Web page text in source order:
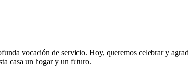
vocación de servicio. Hoy, queremos celebrar y
casa un hogar y un futuro.